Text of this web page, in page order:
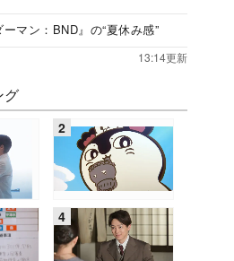
ーマン：BND』の“夏休み感”
13:14更新
グ